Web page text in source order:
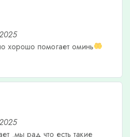
хорошо помогает оминь
.мы рад что есть такие